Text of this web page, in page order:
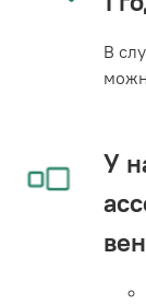
В
У